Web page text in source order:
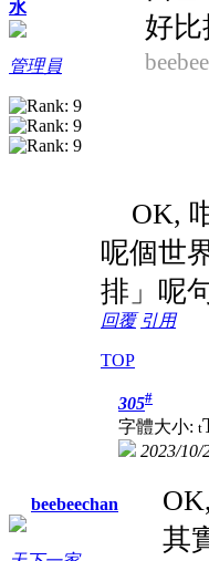
水
管理員
好
OK,
呢個世
排」呢
回覆 引用
TOP
beebeechan
305#
字體大小: t
2023/10/
其